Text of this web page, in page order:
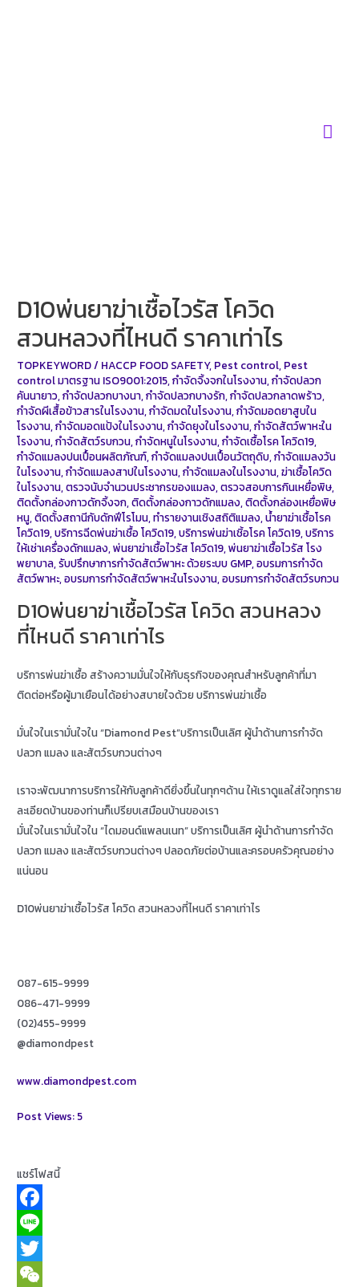
D10พ่นยาฆ่าเชื้อไวรัส โควิด
สวนหลวงที่ไหนดี ราคาเท่าไร
TOPKEYWORD/ HACCP FOOD SAFETY, Pest control, Pest
control มาตรฐาน ISO9001:2015,กำจัดจิ้งจกในโรงงาน,กำจัดปลวก
คันนายาว,กำจัดปลวกบางนา,กำจัดปลวกบางรัก,กำจัดปลวกลาดพร้าว,
กำจัดผีเสื้อข้าวสารในโรงงาน,กำจัดมดในโรงงาน,กำจัดมอดยาสูบใน
โรงงาน,กำจัดมอดแป้งในโรงงาน,กำจัดยุงในโรงงาน,กำจัดสัตว์พาหะใน
โรงงาน,กำจัดสัตว์รบกวน,กำจัดหนูในโรงงาน,กำจัดเชื้อโรค โควิด19,
กำจัดแมลงปนเปื้อนผลิตภัณฑ์,กำจัดแมลงปนเปื้อนวัตถุดิบ,กำจัดแมลงวัน
ในโรงงาน,กำจัดแมลงสาปในโรงงาน,กำจัดแมลงในโรงงาน,ฆ่าเชื้อโควิด
ในโรงงาน,ตรวจนับจำนวนประชากรของแมลง,ตรวจสอบการกินเหยื่อพิษ,
ติดตั้งกล่องกาวดักจิ้งจก,ติดตั้งกล่องกาวดักแมลง,ติดตั้งกล่องเหยื่อพิษ
หนู,ติดตั้งสถานีกับดักฟีโรโมน,ทำรายงานเชิงสถิติแมลง,น้ำยาฆ่าเชื้อโรค
โควิด19,บริการฉีดพ่นฆ่าเชื้อ โควิด19,บริการพ่นฆ่าเชิ้อโรค โควิด19,บริการ
ให้เช่าเครื่องดักแมลง,พ่นยาฆ่าเชื้อไวรัส โควิด19,พ่นยาฆ่าเชื้อไวรัส โรง
พยาบาล,รับปรึกษาการกำจัดสัตว์พาหะ ด้วยระบบ GMP,อบรมการกำจัด
สัตว์พาหะ,อบรมการกำจัดสัตว์พาหะในโรงงาน,อบรมการกำจัดสัตว์รบกวน
D10พ่นยาฆ่าเชื้อไวรัส โควิด สวนหลวง
ที่ไหนดี ราคาเท่าไร
บริการพ่นฆ่าเชื้อ สร้างความมั่นใจให้กับธุรกิจของคุณสำหรับลูกค้าที่มา
ติดต่อหรือผู้มาเยือนได้อย่างสบายใจด้วย บริการพ่นฆ่าเชื้อ
มั่นใจในเรามั่นใจใน “Diamond Pest”บริการเป็นเลิศ ผู้นำด้านการกำจัด
ปลวก แมลง และสัตว์รบกวนต่างๆ
เราจะพัฒนาการบริการให้กับลูกค้าดียิ่งขึ้นในทุกๆด้าน ให้เราดูแลใส่ใจทุกราย
ละเอียดบ้านของท่านก็เปรียบเสมือนบ้านของเรา
มั่นใจในเรามั่นใจใน “ไดมอนด์แพลนเนท” บริการเป็นเลิศ ผู้นำด้านการกำจัด
ปลวก แมลง และสัตว์รบกวนต่างๆ ปลอดภัยต่อบ้านและครอบครัวคุณอย่าง
แน่นอน
D10พ่นยาฆ่าเชื้อไวรัส โควิด สวนหลวงที่ไหนดี ราคาเท่าไร
087-615-9999
086-471-9999
(02)455-9999
@diamondpest
www.diamondpest.com
Post Views: 5
แชร์โฟสนี้
F
a
c
L
T